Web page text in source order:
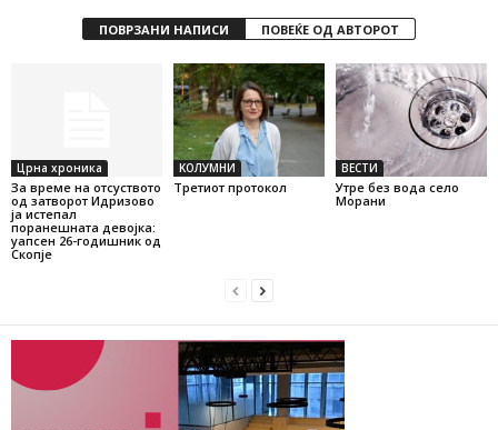
ПОВРЗАНИ НАПИСИ ПОВЕЌЕ ОД АВТОРОТ
Црна хроника
За време на отсуството
од затворот Идризово
ја истепал
поранешната девојка:
уапсен 26-годишник од
Скопје
KОЛУМНИ
Третиот протокол
ВЕСТИ
Утре без вода село
Морани